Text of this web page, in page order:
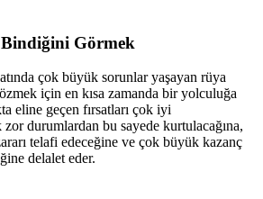
Görmek
çok büyük sorunlar yaşayan rüya
için en kısa zamanda bir yolculuğa
eline geçen fırsatları çok iyi
durumlardan bu sayede kurtulacağına,
telafi edeceğine ve çok büyük kazanç
delalet eder.